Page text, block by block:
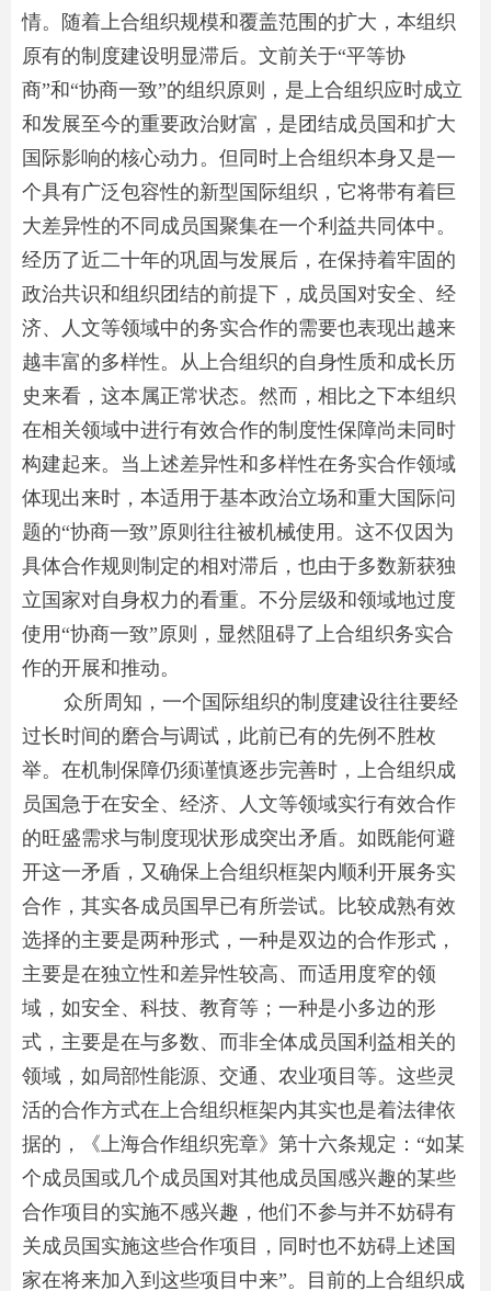
情。随着上合组织规模和覆盖范围的扩大，本组织
原有的制度建设明显滞后。文前关于“平等协
商”和“协商一致”的组织原则，是上合组织应时成立
和发展至今的重要政治财富，是团结成员国和扩大
国际影响的核心动力。但同时上合组织本身又是一
个具有广泛包容性的新型国际组织，它将带有着巨
大差异性的不同成员国聚集在一个利益共同体中。
经历了近二十年的巩固与发展后，在保持着牢固的
政治共识和组织团结的前提下，成员国对安全、经
济、人文等领域中的务实合作的需要也表现出越来
越丰富的多样性。从上合组织的自身性质和成长历
史来看，这本属正常状态。然而，相比之下本组织
在相关领域中进行有效合作的制度性保障尚未同时
构建起来。当上述差异性和多样性在务实合作领域
体现出来时，本适用于基本政治立场和重大国际问
题的“协商一致”原则往往被机械使用。这不仅因为
具体合作规则制定的相对滞后，也由于多数新获独
立国家对自身权力的看重。不分层级和领域地过度
使用“协商一致”原则，显然阻碍了上合组织务实合
作的开展和推动。
众所周知，一个国际组织的制度建设往往要经
过长时间的磨合与调试，此前已有的先例不胜枚
举。在机制保障仍须谨慎逐步完善时，上合组织成
员国急于在安全、经济、人文等领域实行有效合作
的旺盛需求与制度现状形成突出矛盾。如既能何避
开这一矛盾，又确保上合组织框架内顺利开展务实
合作，其实各成员国早已有所尝试。比较成熟有效
选择的主要是两种形式，一种是双边的合作形式，
主要是在独立性和差异性较高、而适用度窄的领
域，如安全、科技、教育等；一种是小多边的形
式，主要是在与多数、而非全体成员国利益相关的
领域，如局部性能源、交通、农业项目等。这些灵
活的合作方式在上合组织框架内其实也是着法律依
据的，《上海合作组织宪章》第十六条规定：“如某
个成员国或几个成员国对其他成员国感兴趣的某些
合作项目的实施不感兴趣，他们不参与并不妨碍有
关成员国实施这些合作项目，同时也不妨碍上述国
家在将来加入到这些项目中来”。目前的上合组织成